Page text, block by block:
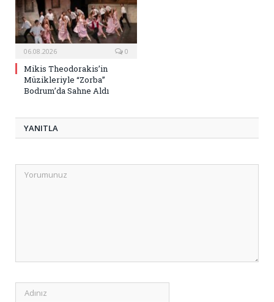
06.08.2026 0
Mikis Theodorakis’in
Müzikleriyle “Zorba”
Bodrum’da Sahne Aldı
YANITLA